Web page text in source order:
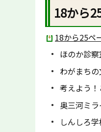
18から
18から25ペ
ほのか診察
わがまち
考えよう
奥三河ミ
しんしろ